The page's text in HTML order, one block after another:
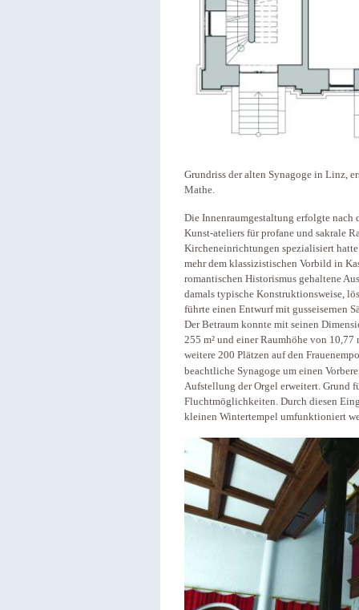
Grundriss der alten Synagoge in Linz,
Mathe.
Die Innenraumgestaltung erfolgte nach
Kunst-ateliers für profane und sakrale
Kircheneinrichtungen spezialisiert
mehr dem klassizistischen Vorbild in
romantischen Historismus gehaltene
damals typische Konstruktionsweise,
führte einen Entwurf mit gusseisernen
Der Betraum konnte mit seinen
255 m² und einer Raumhöhe von
weitere 200 Plätzen auf den
beachtliche Synagoge um einen
Aufstellung der Orgel erweitert. Grund
Fluchtmöglichkeiten. Durch diesen
kleinen Wintertempel umfunktioniert